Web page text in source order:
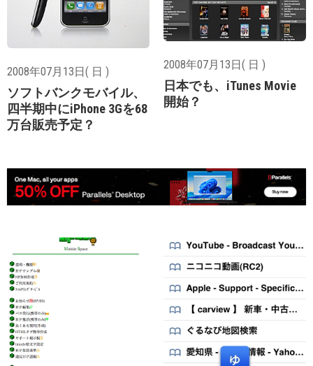
2008年07月13日( 日 )
ソフトバンクモバイル、
四半期中にiPhone 3Gを68
万台販売予定？
2008年07月13日( 日 )
日本でも、iTunes Movie
開始？